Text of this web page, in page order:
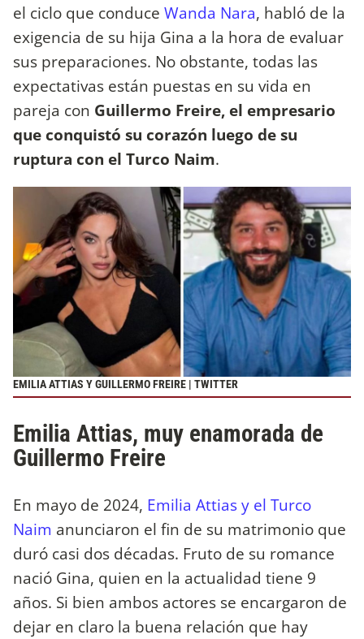
el ciclo que conduce Wanda Nara, habló de la
exigencia de su hija Gina a la hora de evaluar
sus preparaciones. No obstante, todas las
expectativas están puestas en su vida en
pareja con Guillermo Freire, el empresario
que conquistó su corazón luego de su
ruptura con el Turco Naim.
EMILIA ATTIAS Y GUILLERMO FREIRE | TWITTER
Emilia Attias, muy enamorada de
Guillermo Freire
En mayo de 2024, Emilia Attias y el Turco
Naim anunciaron el fin de su matrimonio que
duró casi dos décadas. Fruto de su romance
nació Gina, quien en la actualidad tiene 9
años. Si bien ambos actores se encargaron de
dejar en claro la buena relación que hay